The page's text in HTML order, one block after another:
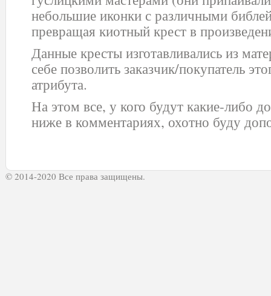
небольшие иконки с различными
превращая киотный крест в
Данные кресты изготавливались из
себе позволить заказчик/покупатель
атрибута.
На этом все, у кого будут какие-либо
ниже в комментариях, охотно буду
© 2014-2020 Все права защищены.